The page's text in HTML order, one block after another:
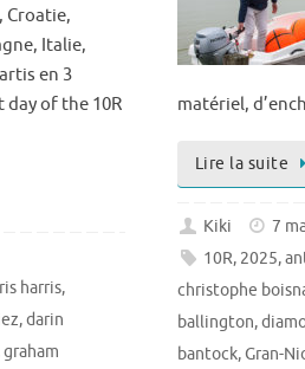
Croatie,
Italie,
en 3
of the 10R
harris,
,darin
graham
matériel,
Lire la suite
Kiki 7
10R, 2025,
christophe
ballington,
bantock,Gran-